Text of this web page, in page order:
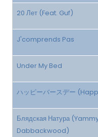
20 Лет (Feat. Guf)
J'comprends Pas
Under My Bed
ハッピーバースデー
Блядская Натура
Dabbackwood)